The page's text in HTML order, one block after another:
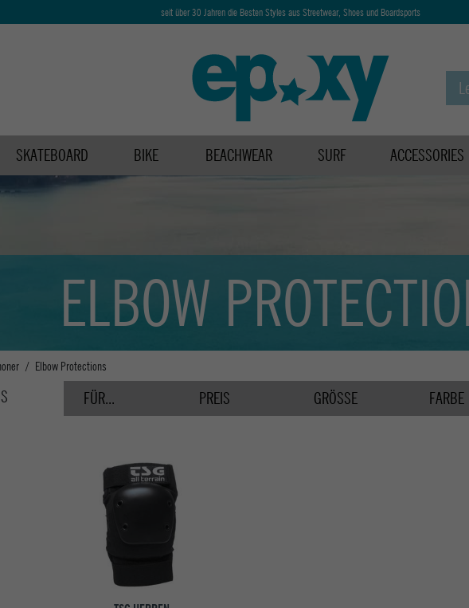
seit über 30 Jahren die Besten Styles aus Streetwear, Shoes und Boardsports
SKATEBOARD BIKE BEACHWEAR SURF ACCESSORIES
ELBOW
Elbow Protections
FÜR... PREIS GRÖSSE FARBE